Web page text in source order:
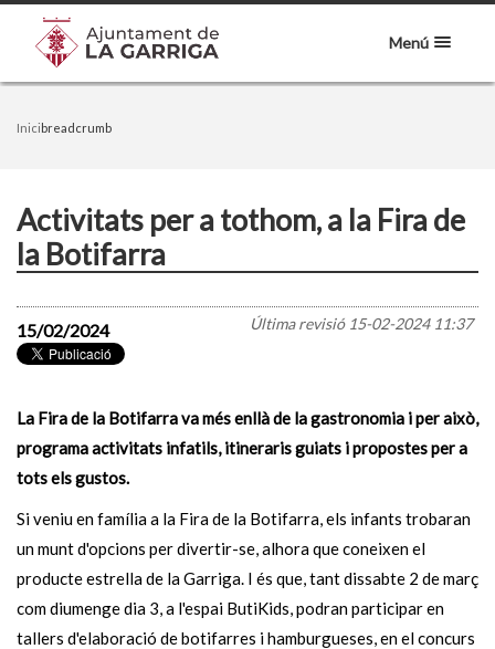
Menú
Inicibreadcrumb
Activitats per a tothom, a la Fira de
la Botifarra
Última revisió 15-02-2024 11:37
15/02/2024
La Fira de la Botifarra va més enllà de la gastronomia i per això,
programa activitats infatils, itineraris guiats i propostes per a
tots els gustos.
Si veniu en família a la Fira de la Botifarra, els infants trobaran
un munt d'opcions per divertir-se, alhora que coneixen el
producte estrella de la Garriga. I és que, tant dissabte 2 de març
com diumenge dia 3, a l'espai ButiKids, podran participar en
tallers d'elaboració de botifarres i hamburgueses, en el concurs